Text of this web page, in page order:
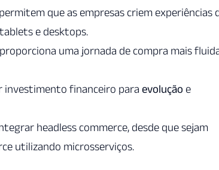
que as empresas criem experiências
e desktops.
uma jornada de compra mais
investimento financeiro para evolução e
headless commerce, desde que sejam
utilizando microsserviços.